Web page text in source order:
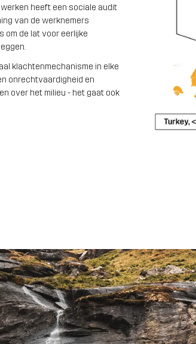
heeft een sociale audit
van de werknemers
om de lat voor eerlijke
klachtenmechanisme in elke
onrechtvaardigheid en
over het milieu - het gaat ook